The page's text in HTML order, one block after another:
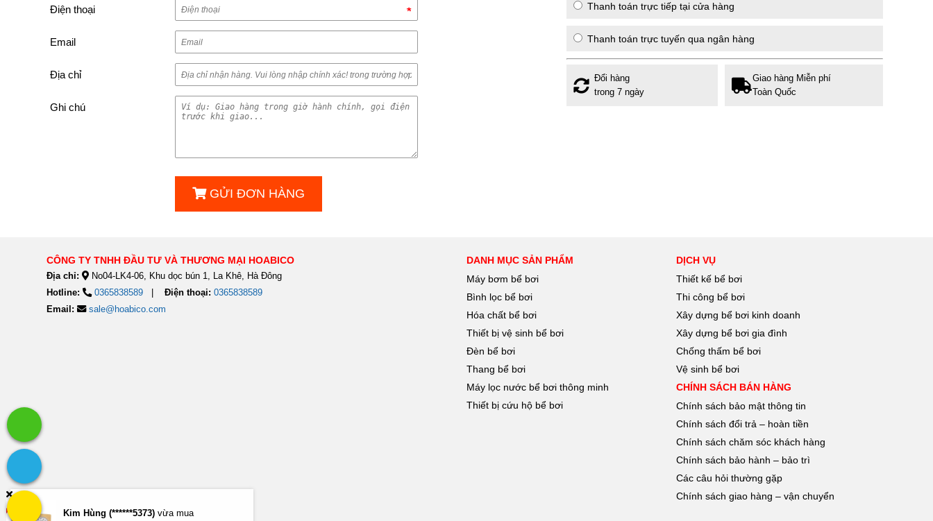
Điện thoại
Email
Địa chỉ
Ghi chú
GỬI ĐƠN HÀNG
Thanh toán trực tiếp tại cửa hàng
Thanh toán trực tuyến qua ngân hàng
Đổi hàng
trong 7 ngày
Giao hàng Miễn phí
Toàn Quốc
CÔNG TY TNHH ĐẦU TƯ VÀ THƯƠNG MẠI HOABICO
Địa chỉ:
No04-LK4-06, Khu dọc bún 1, La Khê, Hà Đông
Hotline:
0365838589 Điện thoại: 0365838589
Email:
sale@hoabico.com
DANH MỤC SẢN PHẨM
Máy bơm bể bơi
Bình lọc bể bơi
Hóa chất bể bơi
Thiết bị vệ sinh bể bơi
Đèn bể bơi
Thang bể bơi
Máy lọc nước bể bơi thông minh
Thiết bị cứu hộ bể bơi
DỊCH VỤ
Thiết kế bể bơi
Thi công bể bơi
Xây dựng bể bơi kinh doanh
Xây dựng bể bơi gia đình
Chống thấm bể bơi
Vệ sinh bể bơi
CHÍNH SÁCH BÁN HÀNG
Chính sách bảo mật thông tin
Chính sách đổi trả – hoàn tiền
Chính sách chăm sóc khách hàng
Chính sách bảo hành – bảo trì
Các câu hỏi thường gặp
Chính sách giao hàng – vận chuyển
Kim Hùng (******5373) vừa mua